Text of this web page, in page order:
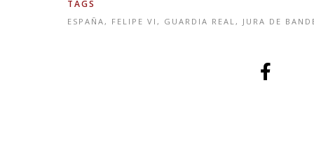
TAGS
ESPAÑA, FELIPE VI , GUARDIA REAL, JURA DE